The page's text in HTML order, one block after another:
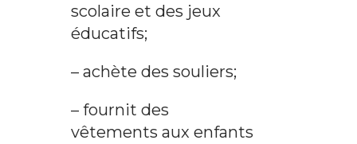
scolaire et des jeux
éducatifs;
– achète des souliers;
– fournit des
vêtements aux enfants